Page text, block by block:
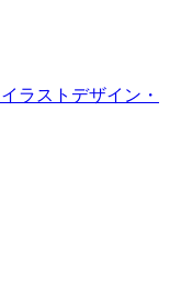
ラストデザイン・